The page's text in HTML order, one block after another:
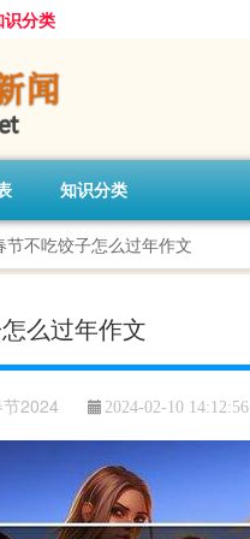
识分类
知识分类
节不吃饺子怎么过年作文
么过年作文
2024 2024-02-10 14:12:56